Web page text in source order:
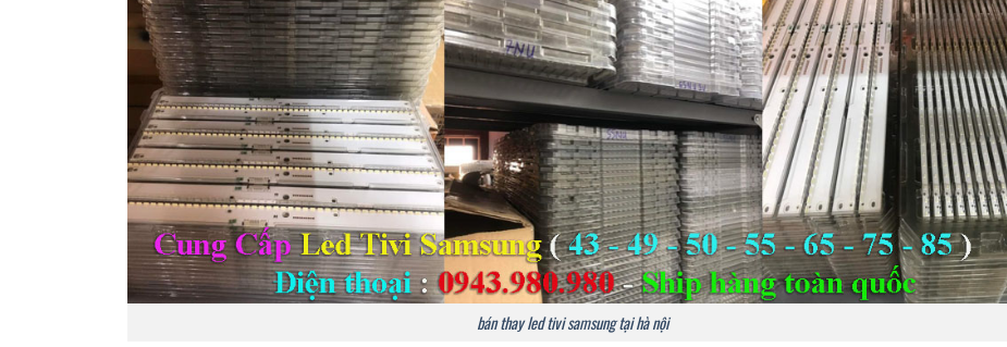
bán thay led tivi samsung tại hà nội